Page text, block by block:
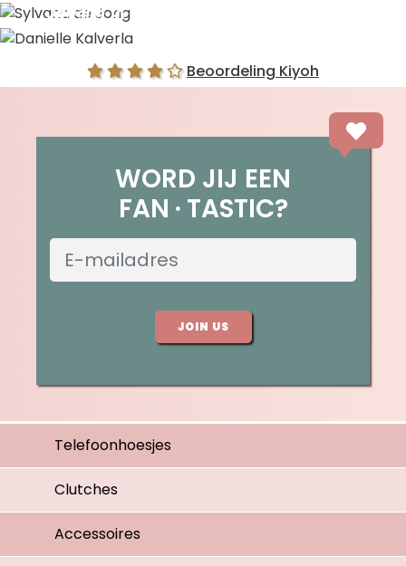
Sylvana de Jong
Beoordeling Kiyoh
WORD JIJ EEN
FAN TASTIC?
JOIN US
Telefoonhoesjes
Clutches
Accessoires